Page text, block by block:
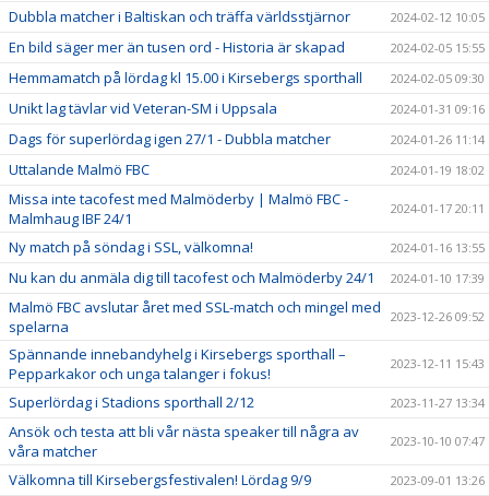
Dubbla matcher i Baltiskan och träffa världsstjärnor 2024-02-12 10:05
En bild säger mer än tusen ord - Historia är skapad 2024-02-05 15:55
Hemmamatch på lördag kl 15.00 i Kirsebergs sporthall 2024-02-05 09:30
Unikt lag tävlar vid Veteran-SM i Uppsala 2024-01-31 09:16
Dags för superlördag igen 27/1 - Dubbla matcher 2024-01-26 11:14
Uttalande Malmö FBC 2024-01-19 18:02
Missa inte tacofest med Malmöderby | Malmö FBC -
Malmhaug IBF 24/1
2024-01-17 20:11
Ny match på söndag i SSL, välkomna! 2024-01-16 13:55
Nu kan du anmäla dig till tacofest och Malmöderby 24/1 2024-01-10 17:39
Malmö FBC avslutar året med SSL-match och mingel med
spelarna
2023-12-26 09:52
Spännande innebandyhelg i Kirsebergs sporthall –
Pepparkakor och unga talanger i fokus!
2023-12-11 15:43
Superlördag i Stadions sporthall 2/12 2023-11-27 13:34
Ansök och testa att bli vår nästa speaker till några av
våra matcher
2023-10-10 07:47
Välkomna till Kirsebergsfestivalen! Lördag 9/9 2023-09-01 13:26